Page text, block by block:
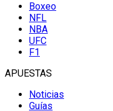
Boxeo
NFL
NBA
UFC
F1
APUESTAS
Noticias
Guías